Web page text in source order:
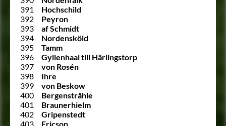
391
Hochschild
392
Peyron
393
af Schmidt
394
Nordensköld
395
Tamm
396
Gyllenhaal till Härlingstorp
397
von Rosén
398
Ihre
399
von Beskow
400
Bergenstråhle
401
Braunerhielm
402
Gripenstedt
403
Ericson